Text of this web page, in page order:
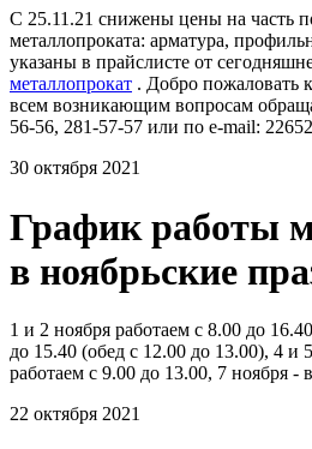
С 25.11.21 снижены цены на часть
металлопроката: арматура,
указаны в прайслисте от
металлопрокат . Добро пожаловать
всем возникающим вопросам
56-56, 281-57-57 или по e-mail:
30 октября 2021
График работы
в ноябрьские
1 и 2 ноября работаем с 8.00 до
до 15.40 (обед с 12.00 до 13.00), 4 и
работаем с 9.00 до 13.00, 7 ноября -
22 октября 2021